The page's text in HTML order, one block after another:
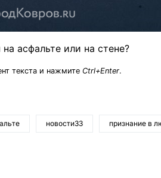
асфальте или на стене?
текста и нажмите Ctrl+Enter.
новости33 признание в